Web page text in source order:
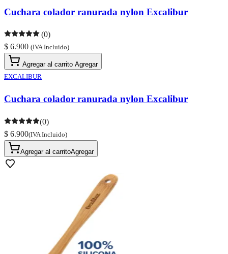
Cuchara colador ranurada nylon Excalibur
(0)
$ 6.900 (IVA Incluido)
Agregar al carrito Agregar
EXCALIBUR
Cuchara colador ranurada nylon Excalibur
(0)
$ 6.900(IVA Incluido)
Agregar al carritoAgregar